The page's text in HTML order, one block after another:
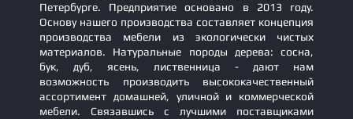
Петербурге. Предприятие основано в 2013 году.
Основу нашего производства составляет концепция
производства мебели из экологически чистых
материалов. Натуральные породы дерева: сосна,
бук, дуб, ясень, лиственница - дают нам
возможность производить высококачественный
ассортимент домашней, уличной и коммерческой
мебели. Связавшись с лучшими поставщиками